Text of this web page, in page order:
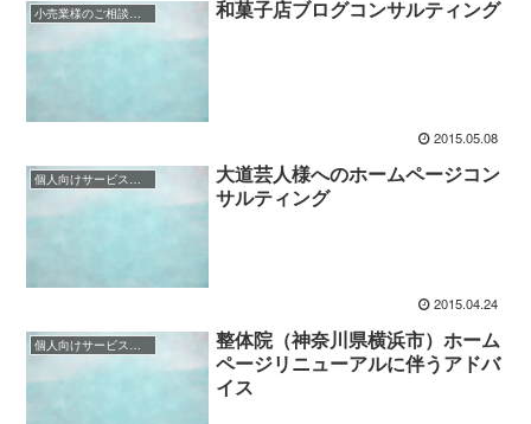
小売業様のご相談事例 和菓子店ブログコンサルティング
2015.05.08
個人向けサービス業様（BtoC）のご相談事例
大道芸人様へのホームページコン
サルティング
2015.04.24
整体院（神奈川県横浜市）ホーム
ページリニューアルに伴うアドバ
イス